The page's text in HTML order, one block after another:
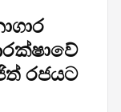
රජයට